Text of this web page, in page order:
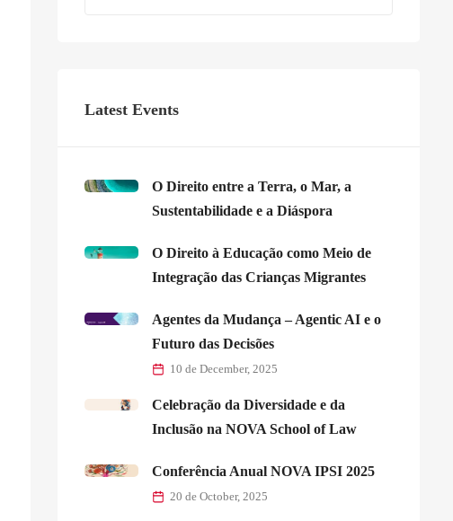
Latest Events
O Direito entre a Terra, o Mar, a
Sustentabilidade e a Diáspora
O Direito à Educação como Meio de
Integração das Crianças Migrantes
Agentes da Mudança – Agentic AI e o
Futuro das Decisões
10 de December, 2025
Celebração da Diversidade e da
Inclusão na NOVA School of Law
Conferência Anual NOVA IPSI 2025
20 de October, 2025